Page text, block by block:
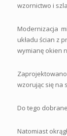
wzornictwo i
Modernizacja
układu ścian z
wymianę okien
wzorując się na
Do tego
Natomiast